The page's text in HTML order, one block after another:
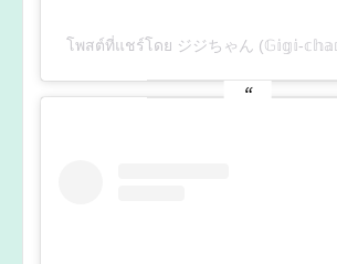
โพสต์ที่แชร์โดย ジジちゃん (𝔾𝕚𝕘𝕚-